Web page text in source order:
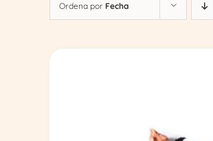
Ordena por Fecha